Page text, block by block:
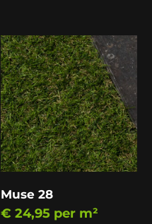
Muse 28
€ 24,95 per m²